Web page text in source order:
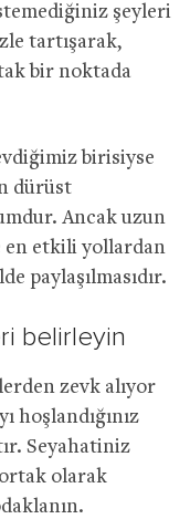
şeyleri
tartışarak,
bir noktada
birisiyse
dürüst
Ancak uzun
en etkili yollardan
paylaşılmasıdır.
belirleyin
zevk alıyor
hoşlandığınız
Seyahatiniz
olarak